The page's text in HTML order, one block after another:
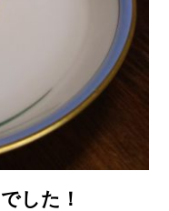
でした！